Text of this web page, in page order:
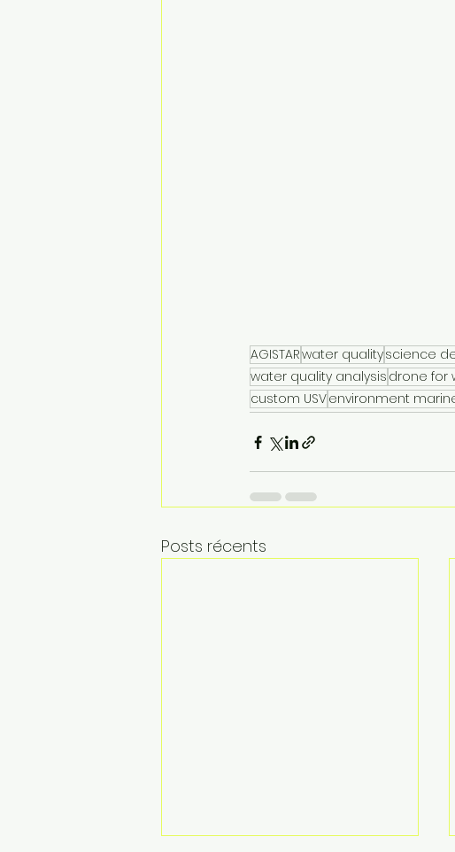
AGISTARwater qualityscience
water quality analysis drone for
custom USVenvironment
Posts récents